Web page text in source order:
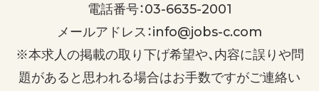
電話番号：03-6635-2001
メールアドレス：info@jobs-c.com
※本求人の掲載の取り下げ希望や、内容に誤りや問
題があると思われる場合はお手数ですがご連絡い